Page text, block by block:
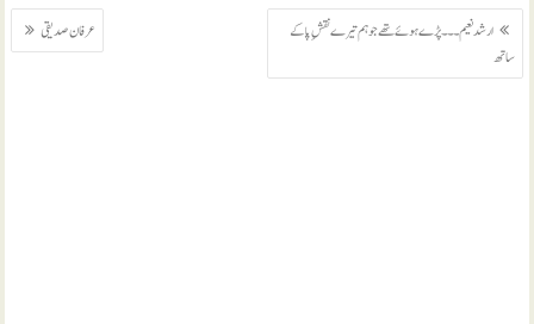
پوسٹوں
کی
نیویگیشن
ارشد نعیم ۔۔۔ پڑے ہوئے تھے جو ہم تیرے نقشِ پا کے
ساتھ
عرفان صدیقی